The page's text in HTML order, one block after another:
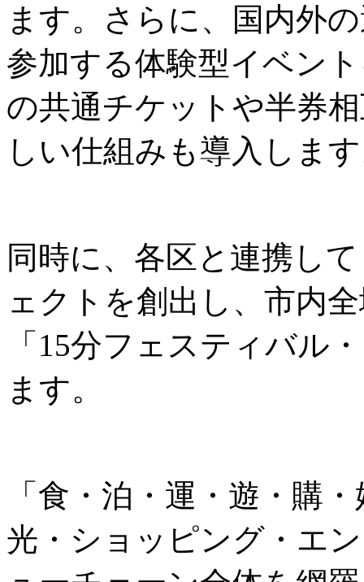
ます。さらに、国内外
参加する体験型イベン
の共通チケットや半券
しい仕組みも導入しま
同時に、各区と連携し
ェクトを創出し、市内
「15分フェスティバル
ます。
「食・泊・運・遊・購
光・ショッピング・エ